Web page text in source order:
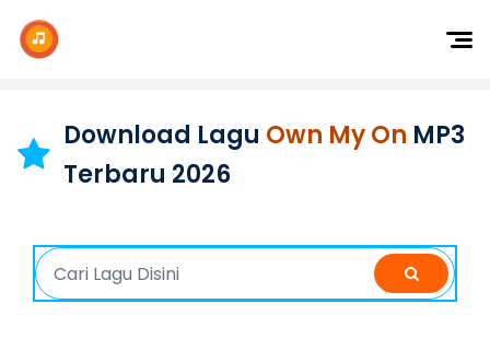
Dangdut
Barat
Download Lagu Own My On MP3
Terbaru 2026